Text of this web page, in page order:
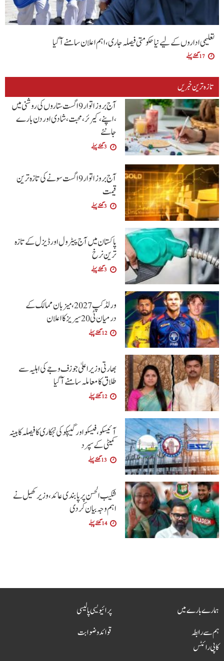
تعلیمی اداروں کے لیے نیا حکومتی فیصلہ جاری، اہم اعلان سامنے آگیا
17 گھنٹے پہلے
تازہ ترین خبریں
آج بروز اتوار9 اگست ستاروں کی روشنی میں
،اپنے،کیرئر،محبت ،شادی اور دن بارے
جانئے
3 گھنٹے پہلے
آج بروز اتوار 9 اگست سونے کی تازہ ترین
قیمت
3 گھنٹے پہلے
پاکستان میں آج پیٹرول اور ڈیزل کے تازہ
ترین نرخ
3 گھنٹے پہلے
ورلڈ کپ 2027، میزبان ممالک کے
درمیان ٹی20 سیریز کا اعلان
12 گھنٹے پہلے
بھارتی وزیراعلیٰ جوزف وجے کی اہلیہ سے
طلاق کا معاملہ سامنے آگیا
12 گھنٹے پہلے
آئیسکو، فیسکو اور گیپکو کی نجکاری کا فیصلہ کابینہ
کمیٹی کے سپرد
13 گھنٹے پہلے
شکیب الحسن پر پابندی عائد، وزیر کھیل نے
اہم وجہ بیان کر دی
14 گھنٹے پہلے
ہمارے بارے میں
ہم سے رابطہ
پرائیویسی پالیسی
قوائد و ضوابت
کاپی رائٹس